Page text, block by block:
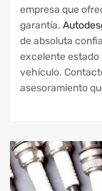
empresa que
garantía.
de absoluta
excelente estado
vehículo.
asesoramiento